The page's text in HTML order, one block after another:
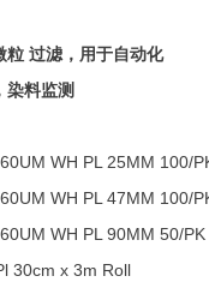
粒 过滤，用于自动化
染料监测
WH PL 25MM 100/
WH PL 47MM 100/
WH PL 90MM 50/PK
30cm x 3m Roll